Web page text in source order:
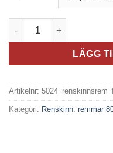
Renskinnsrem -
LÄGG
Artikelnr:
Kategori: Renskinn: remmar